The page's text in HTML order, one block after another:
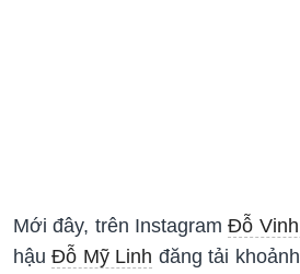
Mới đây, trên InstagramĐỗ
hậuĐỗ Mỹ Linh đăng tải